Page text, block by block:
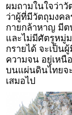
ผมถามในใจว่า
ว่าผู้ที่มีวัตถุมงค
กายกล้าหาญ มีต
และไม่มีศัตรูหมู่
กรายได้ จะเป็น
ความจน อยู่เห
บนแผ่นดินไทยจ
เสมอไป